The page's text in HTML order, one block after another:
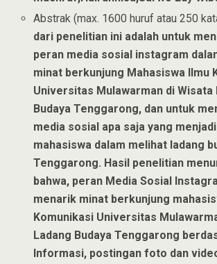
Abstrak (max. 1600 huruf atau 250
dari penelitian ini adalah untuk
peran media sosial instagram
minat berkunjung Mahasiswa Ilmu
Universitas Mulawarman di Wisata
Budaya Tenggarong, dan untuk
media sosial apa saja yang
mahasiswa dalam melihat ladang
Tenggarong. Hasil penelitian
bahwa, peran Media Sosial
menarik minat berkunjung
Komunikasi Universitas
Ladang Budaya Tenggarong
Informasi, postingan foto dan